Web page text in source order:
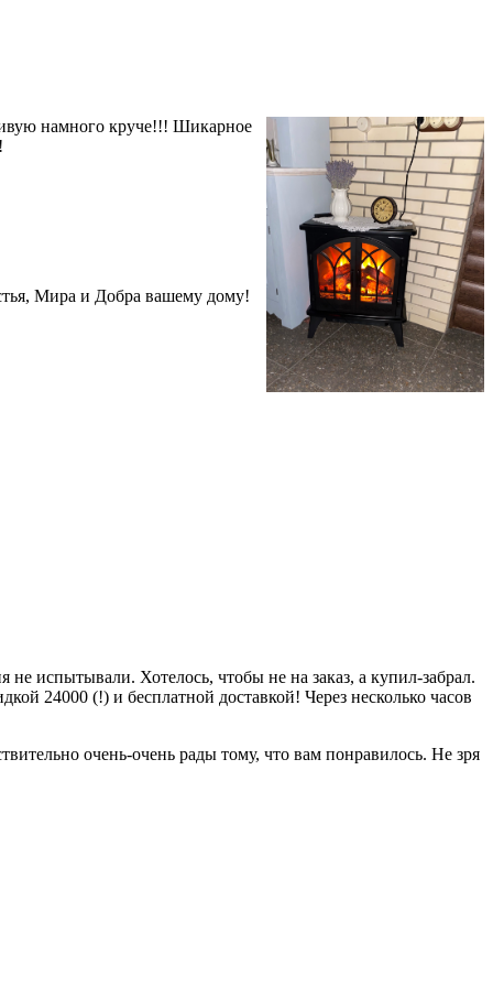
намного круче!!! Шикарное
Мира и Добра вашему дому!
испытывали. Хотелось, чтобы не на заказ, а купил-забрал.
24000 (!) и бесплатной доставкой! Через несколько часов
очень-очень рады тому, что вам понравилось. Не зря